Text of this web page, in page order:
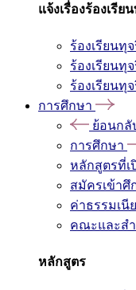
แจ้งเรื่องร้องเรีย
ร้องเรียนทุ
ร้องเรียนทุ
ร้องเรียนทุ
การศึกษา
ย้อนกลั
การศึกษา
หลักสูตรที่เ
สมัครเข้าศึ
ค่าธรรมเนี
คณะและส
หลักสูตร